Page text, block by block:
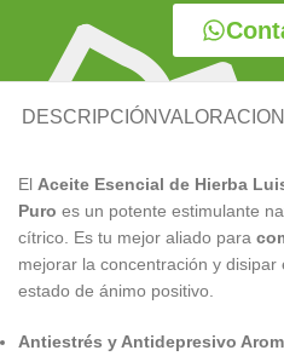
DESCRIPCIÓN
El Aceite Esencial de Hierba
Puro es un potente estimulante
cítrico. Es tu mejor aliado para
mejorar la concentración y
estado de ánimo positivo.
Antiestrés y Antidepresivo